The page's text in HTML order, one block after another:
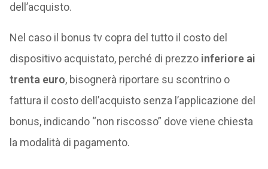
dell’acquisto.
Nel caso il bonus tv copra del tutto il costo del
dispositivo acquistato, perché di prezzo inferiore ai
trenta euro, bisognerà riportare su scontrino o
fattura il costo dell’acquisto senza l’applicazione del
bonus, indicando “non riscosso” dove viene chiesta
la modalità di pagamento.